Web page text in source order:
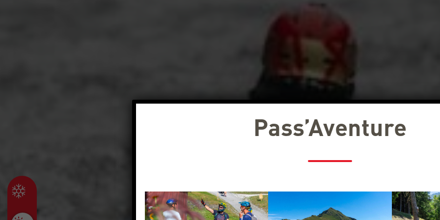
Pass’Aventure